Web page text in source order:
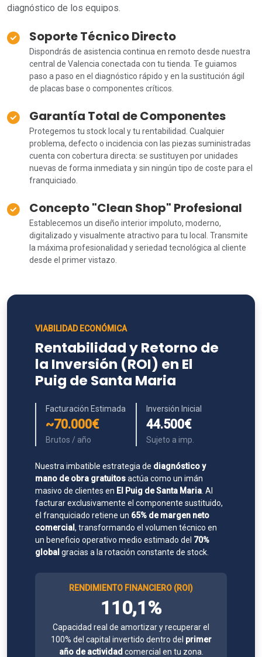
diagnóstico de los equipos.
Soporte Técnico Directo
Dispondrás de asistencia continua en remoto desde nuestra
central de Valencia conectada con tu tienda. Te guiamos
paso a paso en el diagnóstico rápido y en la sustitución ágil
de placas base o componentes críticos.
Garantía Total de Componentes
Protegemos tu stock local y tu rentabilidad. Cualquier
problema, defecto o incidencia con las piezas suministradas
cuenta con cobertura directa: se sustituyen por unidades
nuevas de forma inmediata y sin ningún tipo de coste para el
franquiciado.
Concepto "Clean Shop" Profesional
Establecemos un diseño interior impoluto, moderno,
digitalizado y visualmente atractivo para tu local. Transmite
la máxima profesionalidad y seriedad tecnológica al cliente
desde el primer vistazo.
VIABILIDAD ECONÓMICA
Rentabilidad y Retorno de
la Inversión (ROI) en El
Puig de Santa Maria
Facturación Estimada
~70.000€
Brutos / año
Inversión Inicial
44.500€
Sujeto a imp.
Nuestra imbatible estrategia de diagnóstico y
mano de obra gratuitosactúa como un imán
masivo de clientes en El Puig de Santa Maria . Al
facturar exclusivamente el componente sustituido,
el franquiciado retiene un 65% de margen neto
comercial , transformando el volumen técnico en
un beneficio operativo medio estimado del 70%
global gracias a la rotación constante de stock.
RENDIMIENTO FINANCIERO (ROI)
110,1%
Capacidad real de amortizar y recuperar el
100% del capital invertido dentro del primer
año de actividad comercial en tu zona.